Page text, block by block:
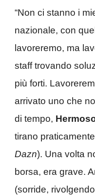
“Non ci stanno i
nazionale, con
lavoreremo, ma
staff trovando
più forti.
arrivato uno che
di tempo,
tirano
Dazn). Una volta
borsa, era grave.
(sorride,